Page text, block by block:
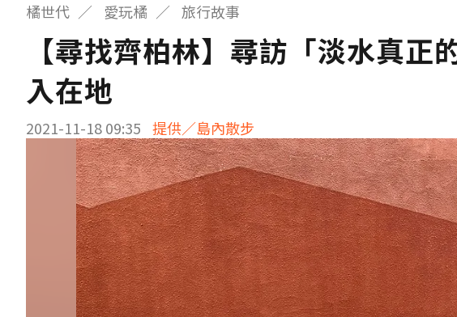
橘世代 愛玩橘 旅行故事
【尋找齊柏林】尋訪「淡水真
入在地
2021-11-18 09:35 提供／島內散步